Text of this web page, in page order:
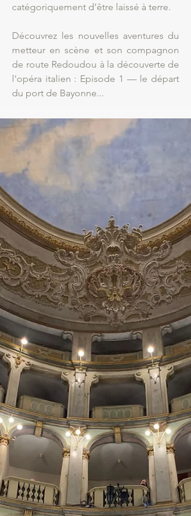
catégoriquement d’être laissé à terre.
Découvrez les nouvelles aventures du
metteur en scène et son compagnon
de route Redoudou à la découverte de
l'opéra italien : Episode 1 — le départ
du port de Bayonne...